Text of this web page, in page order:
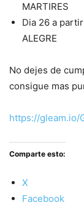
MARTIRES
Dia 26 a
ALEGRE
No dejes de
consigue mas
https://gleam.io/
Comparte esto:
X
Facebook